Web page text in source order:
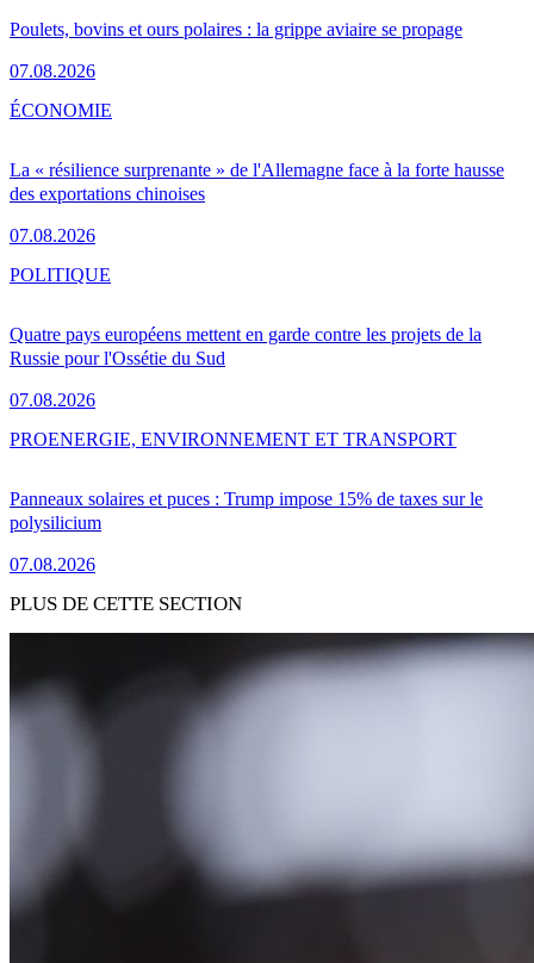
Poulets, bovins et ours polaires : la grippe aviaire se propage
07.08.2026
La « résilience surprenante » de l'Allemagne face à la forte hausse
des exportations chinoises
07.08.2026
ÉCONOMIE
Quatre pays européens mettent en garde contre les projets de la
Russie pour l'Ossétie du Sud
07.08.2026
POLITIQUE
Panneaux solaires et puces : Trump impose 15% de taxes sur le
polysilicium
07.08.2026
PROENERGIE, ENVIRONNEMENT ET TRANSPORT
PLUS DE CETTE SECTION